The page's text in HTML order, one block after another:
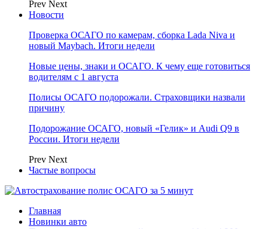
Prev Next
Новости
Проверка ОСАГО по камерам, сборка Lada Niva и
новый Maybach. Итоги недели
Новые цены, знаки и ОСАГО. К чему еще готовиться
водителям с 1 августа
Полисы ОСАГО подорожали. Страховщики назвали
причину
Подорожание ОСАГО, новый «Гелик» и Audi Q9 в
России. Итоги недели
Prev Next
Частые вопросы
Главная
Новинки авто